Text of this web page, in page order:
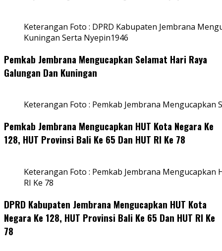
Keterangan Foto : DPRD Kabupaten Jembrana
Kuningan Serta Nyepin1946
Pemkab Jembrana Mengucapkan Selamat Hari Raya
Galungan Dan Kuningan
Keterangan Foto : Pemkab Jembrana Mengucapkan
Pemkab Jembrana Mengucapkan HUT Kota Negara Ke
128, HUT Provinsi Bali Ke 65 Dan HUT RI Ke 78
Keterangan Foto : Pemkab Jembrana Mengucapkan
RI Ke 78
DPRD Kabupaten Jembrana Mengucapkan HUT Kota
Negara Ke 128, HUT Provinsi Bali Ke 65 Dan HUT RI Ke
78